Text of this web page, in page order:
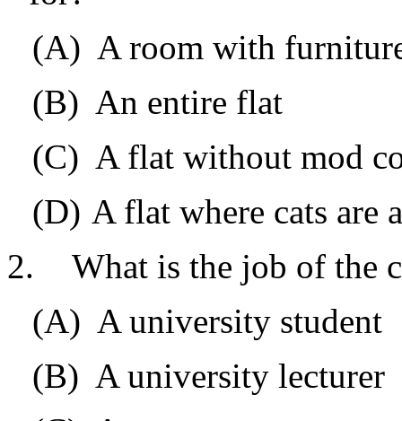
(A) A room with
(B) An entire flat
(C) A flat without mod
(D) A flat where cats are
2.
What is the job of the
(A) A university student
(B) A university lecturer